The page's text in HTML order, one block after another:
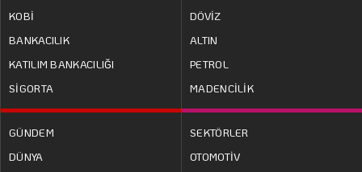
KOBİ
BANKACILIK
KATILIM BANKACILIĞI
SİGORTA
DÖVİZ
ALTIN
PETROL
MADENCİLİK
GÜNDEM
DÜNYA
SEKTÖRLER
OTOMOTİV